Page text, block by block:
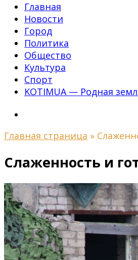
Главная
Новости
Город
Политика
Общество
Культура
Спорт
KOTIMUA — Родная
Главная страница »
Слаженность и